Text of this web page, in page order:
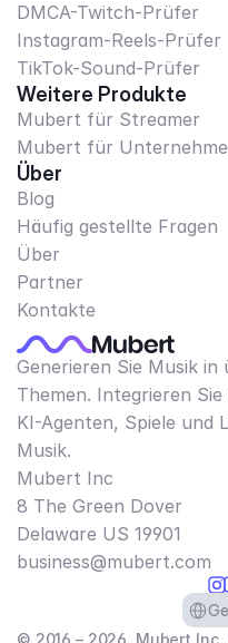
DMCA-Twitch-Prüfer
Instagram-Reels-Prüfer
TikTok-Sound-Prüfer
Weitere Produkte
Mubert für Streamer
Mubert für
Über
Blog
Häufig gestellte Fragen
Über
Partner
Kontakte
Generieren Sie Musik
Themen. Integrieren
KI-Agenten, Spiele und
Musik.
Mubert Inc
8 The Green Dover
Delaware US 19901​
business@mubert.com
Select
© 2016 – 2026, Mubert